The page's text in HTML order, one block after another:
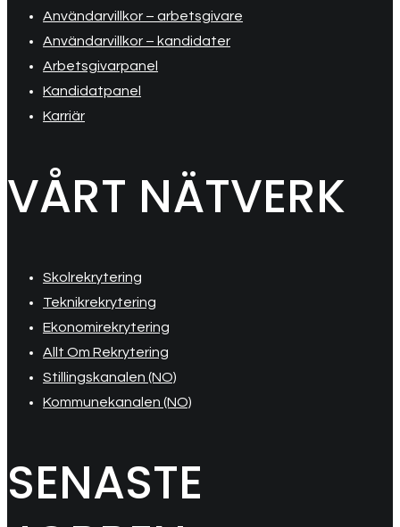
Användarvillkor – arbetsgivare
Användarvillkor – kandidater
Arbetsgivarpanel
Kandidatpanel
Karriär
VÅRT NÄTVERK
Skolrekrytering
Teknikrekrytering
Ekonomirekrytering
Allt Om Rekrytering
Stillingskanalen (NO)
Kommunekanalen (NO)
SENASTE